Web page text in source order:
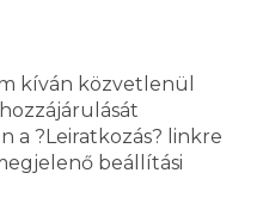
kíván közvetlenül
a ?Leiratkozás? linkre
beállítási